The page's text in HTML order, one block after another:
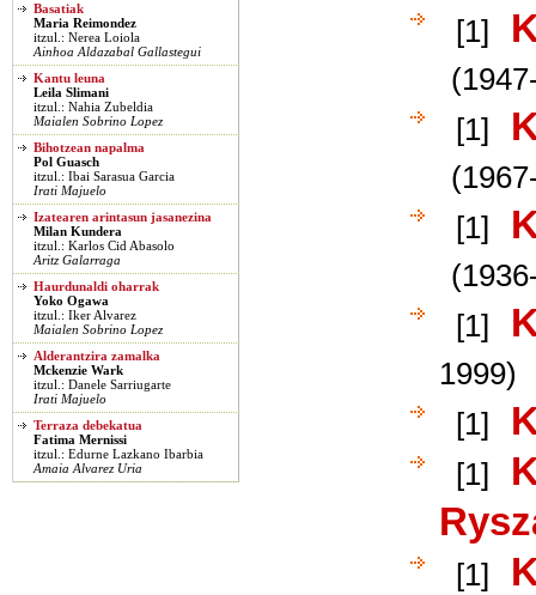
[1]
[1]
[1]
[1]
1999)
[1]
[1]
[1]
Basatiak
Maria Reimondez
itzul.: Nerea Loiola
Ainhoa Aldazabal Gallastegui
Kantu leuna
Leila Slimani
itzul.: Nahia Zubeldia
Maialen Sobrino Lopez
Bihotzean napalma
Pol Guasch
itzul.: Ibai Sarasua Garcia
Irati Majuelo
Izatearen arintasun jasanezina
Milan Kundera
itzul.: Karlos Cid Abasolo
Aritz Galarraga
Haurdunaldi oharrak
Yoko Ogawa
itzul.: Iker Alvarez
Maialen Sobrino Lopez
Alderantzira zamalka
Mckenzie Wark
itzul.: Danele Sarriugarte
Irati Majuelo
Terraza debekatua
Fatima Mernissi
itzul.: Edurne Lazkano Ibarbia
Amaia Alvarez Uria